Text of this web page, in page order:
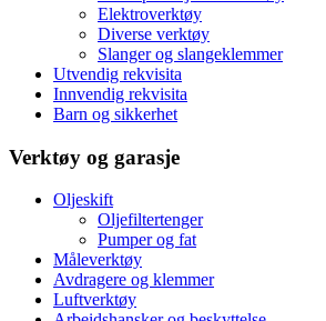
Elektroverktøy
Diverse verktøy
Slanger og slangeklemmer
Utvendig rekvisita
Innvendig rekvisita
Barn og sikkerhet
Verktøy og garasje
Oljeskift
Oljefiltertenger
Pumper og fat
Måleverktøy
Avdragere og klemmer
Luftverktøy